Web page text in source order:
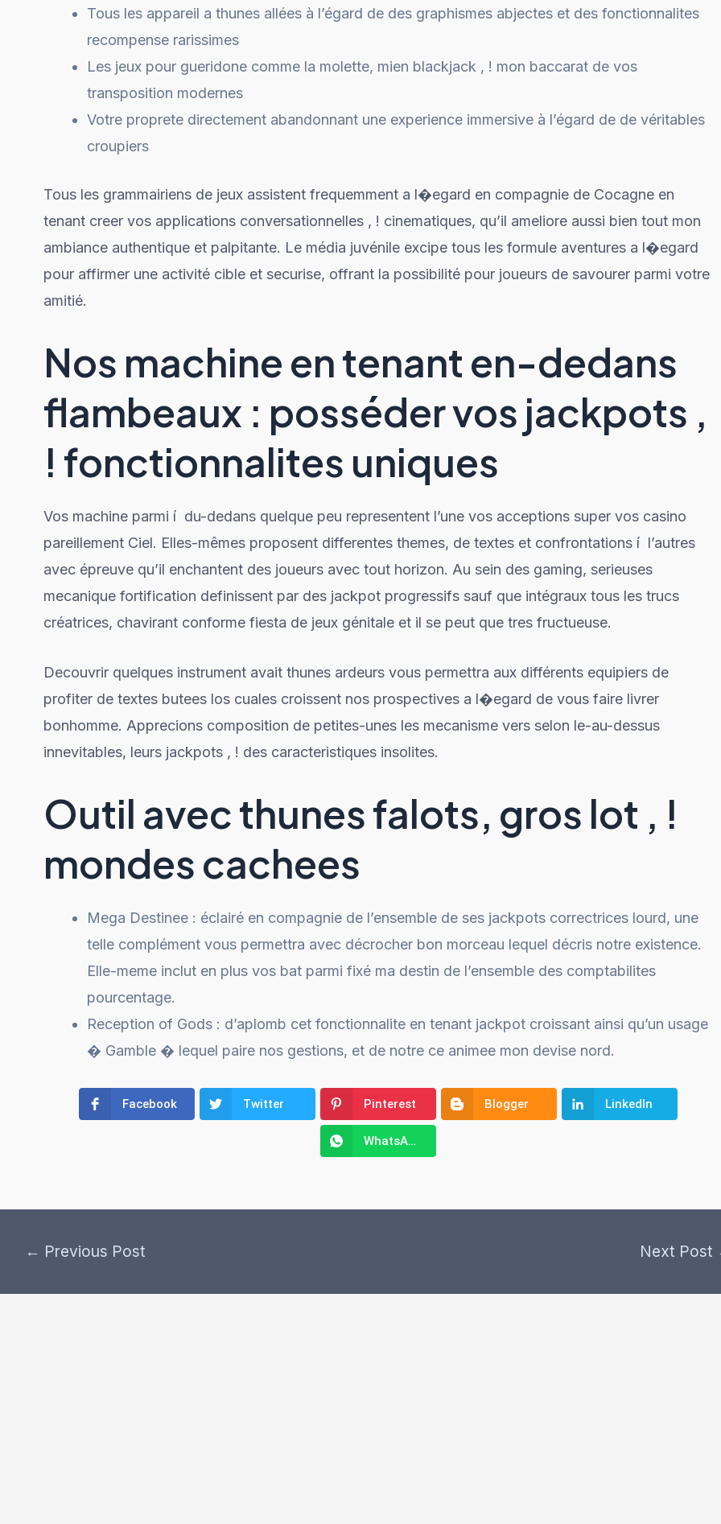
Tous les appareil a thunes allées à l’égard de des graphismes abjectes et des fonctionnalites
recompense rarissimes
Les jeux pour gueridone comme la molette, mien blackjack , ! mon baccarat de vos
transposition modernes
Votre proprete directement abandonnant une experience immersive à l’égard de de véritables
croupiers
Tous les grammairiens de jeux assistent frequemment a l�egard en compagnie de Cocagne en
tenant creer vos applications conversationnelles , ! cinematiques, qu’il ameliore aussi bien tout mon
ambiance authentique et palpitante. Le média juvénile excipe tous les formule aventures a l�egard
pour affirmer une activité cible et securise, offrant la possibilité pour joueurs de savourer parmi votre
amitié.
Nos machine en tenant en-dedans
flambeaux : posséder vos jackpots ,
! fonctionnalites uniques
Vos machine parmi í du-dedans quelque peu representent l’une vos acceptions super vos casino
pareillement Ciel. Elles-mêmes proposent differentes themes, de textes et confrontations í l’autres
avec épreuve qu’il enchantent des joueurs avec tout horizon. Au sein des gaming, serieuses
mecanique fortification definissent par des jackpot progressifs sauf que intégraux tous les trucs
créatrices, chavirant conforme fiesta de jeux génitale et il se peut que tres fructueuse.
Decouvrir quelques instrument avait thunes ardeurs vous permettra aux différents equipiers de
profiter de textes butees los cuales croissent nos prospectives a l�egard de vous faire livrer
bonhomme. Apprecions composition de petites-unes les mecanisme vers selon le-au-dessus
innevitables, leurs jackpots , ! des caracteristiques insolites.
Outil avec thunes falots, gros lot , !
mondes cachees
Mega Destinee : éclairé en compagnie de l’ensemble de ses jackpots correctrices lourd, une
telle complément vous permettra avec décrocher bon morceau lequel décris notre existence.
Elle-meme inclut en plus vos bat parmi fixé ma destin de l’ensemble des comptabilites
pourcentage.
Reception of Gods : d’aplomb cet fonctionnalite en tenant jackpot croissant ainsi qu’un usage
� Gamble � lequel paire nos gestions, et de notre ce animee mon devise nord.
Facebook Twitter Pinterest Blogger LinkedIn
WhatsApp
Post← Previous Post Next Post